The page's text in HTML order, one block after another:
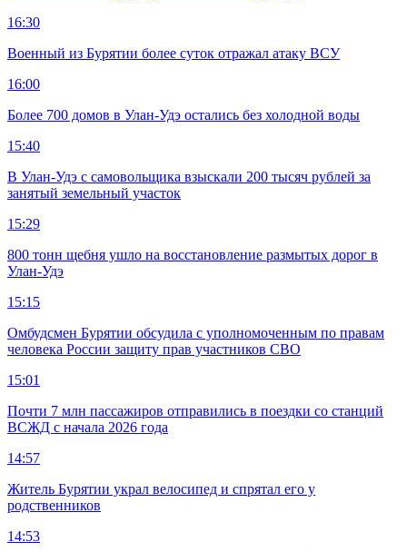
16:30
Военный из Бурятии более суток отражал атаку ВСУ
16:00
Более 700 домов в Улан-Удэ остались без холодной воды
15:40
В Улан-Удэ с самовольщика взыскали 200 тысяч рублей за
занятый земельный участок
15:29
800 тонн щебня ушло на восстановление размытых дорог в
Улан-Удэ
15:15
Омбудсмен Бурятии обсудила с уполномоченным по правам
человека России защиту прав участников СВО
15:01
Почти 7 млн пассажиров отправились в поездки со станций
ВСЖД с начала 2026 года
14:57
Житель Бурятии украл велосипед и спрятал его у
родственников
14:53